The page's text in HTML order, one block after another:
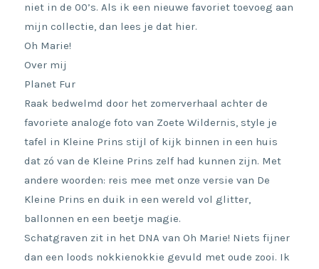
niet in de 00’s. Als ik een nieuwe favoriet toevoeg aan
mijn collectie, dan lees je dat hier.
Oh Marie!
Over mij
Planet Fur
Raak bedwelmd door het zomerverhaal achter de
favoriete analoge foto van Zoete Wildernis, style je
tafel in Kleine Prins stijl of kijk binnen in een huis
dat zó van de Kleine Prins zelf had kunnen zijn. Met
andere woorden: reis mee met onze versie van De
Kleine Prins en duik in een wereld vol glitter,
ballonnen en een beetje magie.
Schatgraven zit in het DNA van Oh Marie! Niets fijner
dan een loods nokkienokkie gevuld met oude zooi. Ik